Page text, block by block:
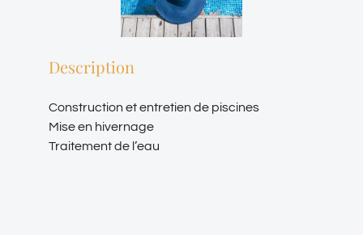
Description
Construction et entretien de piscines
Mise en hivernage
Traitement de l’eau